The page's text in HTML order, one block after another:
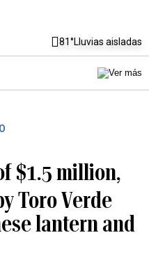
81°Lluvias aisladas
$1.5 million,
Toro Verde
lantern and